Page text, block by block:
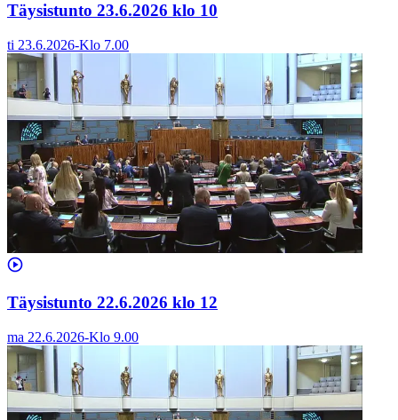
Täysistunto 23.6.2026 klo 10
ti 23.6.2026-Klo 7.00
Täysistunto 22.6.2026 klo 12
ma 22.6.2026-Klo 9.00